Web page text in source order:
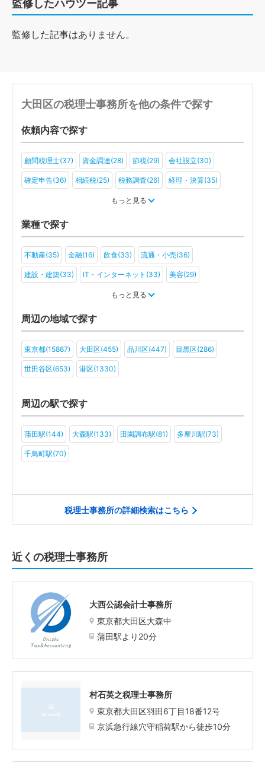
監修したハウツー記事
監修した記事はありません。
大田区の税理士事務所を他の条件で探す
依頼内容で探す
顧問税理士(37) 資金調達(28) 節税(29) 会社設立(30)
確定申告(36) 相続税(25) 税務調査(26) 経理・決算(35)
もっと見る
業種で探す
不動産(35) 金融(16) 飲食(33) 流通・小売(36)
建設・建築(33) IT・インターネット(33) 美容(29)
教育(25)
旅行・ホテル(18) アミューズメント・レジャー(16)
社会福祉法人(8) 医療法人(11) ＮＰＯ法人(10) 学校法人(8)
一般社団法人(13) その他(10)
もっと見る
周辺の地域で探す
東京都(15867) 大田区(455) 品川区(447) 目黒区(286)
世田谷区(653) 港区(1330)
周辺の駅で探す
蒲田駅(144) 大森駅(133) 田園調布駅(81) 多摩川駅(73)
千鳥町駅(70)
税理士事務所の詳細検索はこちら
近くの税理士事務所
大西公認会計士事務所
東京都大田区大森中
蒲田駅より20分
村石英之税理士事務所
東京都大田区羽田6丁目18番12号
京浜急行線穴守稲荷駅から徒歩10分